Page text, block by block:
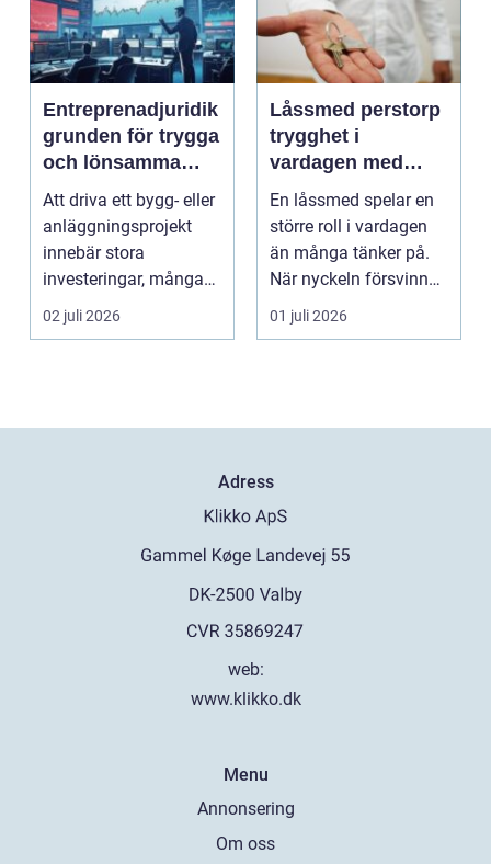
Entreprenadjuridik
grunden för trygga
och lönsamma
byggprojekt
Att driva ett bygg- eller
anläggningsprojekt
innebär stora
investeringar, många
aktörer och ofta tuf...
02 juli 2026
Låssmed perstorp
trygghet i
vardagen med
moderna lås och
säkerhet
En låssmed spelar en
större roll i vardagen
än många tänker på.
När nyckeln försvinner,
dörren kärva...
01 juli 2026
Adress
web:
www.klikko.dk
Menu
Annonsering
Om oss